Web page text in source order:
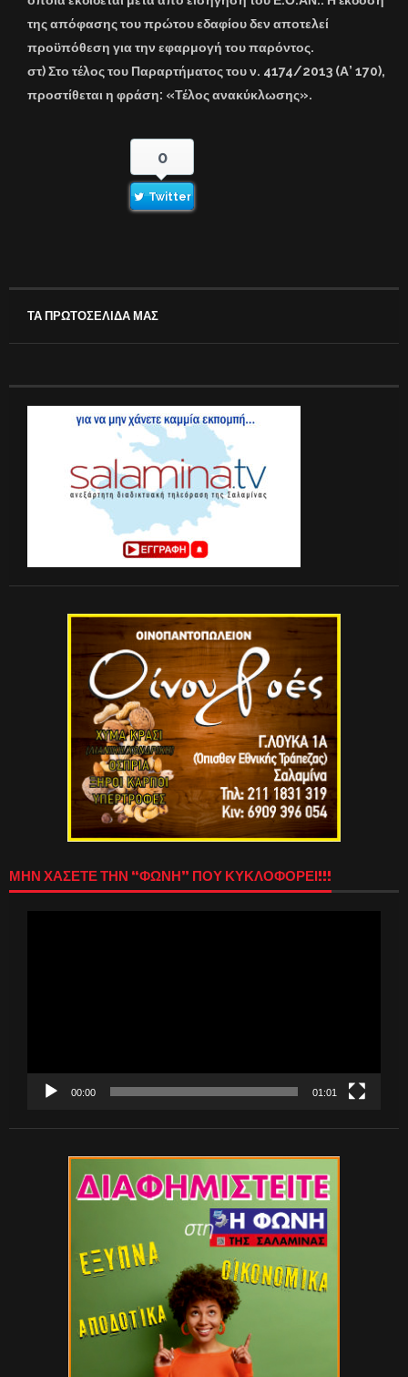
της απόφασης του πρώτου εδαφίου δεν αποτελεί
προϋπόθεση για την εφαρμογή του παρόντος.
στ) Στο τέλος του Παραρτήματος του ν. 4174/2013 (Α’ 170),
προστίθεται η φράση: «Τέλος ανακύκλωσης».
0
Twitter
ΤΑ ΠΡΩΤΟΣΕΛΙΔΑ ΜΑΣ
ΜΗΝ ΧΑΣΕΤΕ ΤΗΝ “ΦΩΝΗ” ΠΟΥ ΚΥΚΛΟΦΟΡΕΙ!!!
00:00 01:01